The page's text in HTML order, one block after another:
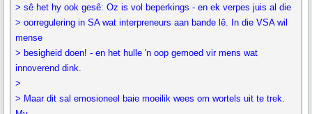
> sê het hy ook gesê: Oz is vol beperkings - en ek verpes juis al die
> oorregulering in SA wat interpreneurs aan bande lê. In die VSA wil
mense
> besigheid doen! - en het hulle 'n oop gemoed vir mens wat
innoverend dink.
>
> Maar dit sal emosioneel baie moeilik wees om wortels uit te trek.